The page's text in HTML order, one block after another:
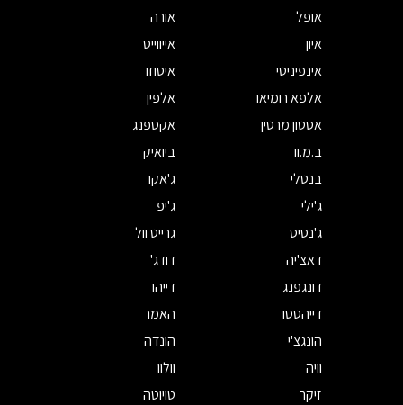
אופל
אורה
איון
אייווייס
אינפיניטי
איסוזו
אלפא רומיאו
אלפין
אסטון מרטין
אקספנג
ב.מ.וו
ביואיק
בנטלי
ג'אקו
ג'ילי
ג'יפ
ג'נסיס
גרייט וול
דאצ'יה
דודג'
דונגפנג
דייהו
דייהטסו
האמר
הונגצ'י
הונדה
וויה
וולוו
זיקר
טויוטה